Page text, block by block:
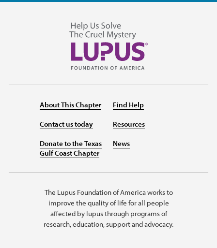
About This Chapter
Contact us today
Donate to the Texas
Gulf Coast Chapter
Find Help
Resources
News
The Lupus Foundation of America works to
improve the quality of life for all people
affected by lupus through programs of
research, education, support and advocacy.